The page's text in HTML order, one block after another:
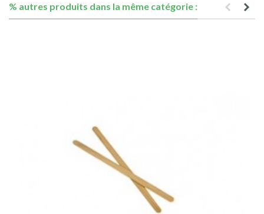
% autres produits dans la même catégorie :